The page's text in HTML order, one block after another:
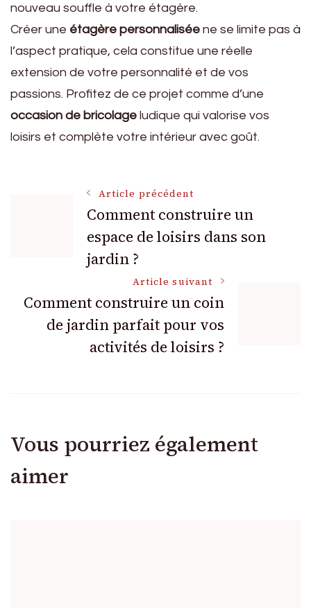
nouveau souffle à votre étagère.
Créer une étagère personnalisée ne se limite pas à
l’aspect pratique, cela constitue une réelle
extension de votre personnalité et de vos
passions. Profitez de ce projet comme d’une
occasion de bricolage ludique qui valorise vos
loisirs et complète votre intérieur avec goût.
Navigation
articles
Article précédent
Comment construire un
espace de loisirs dans son
jardin ?
Article suivant
Comment construire un coin
de jardin parfait pour vos
activités de loisirs ?
Vous pourriez également
aimer